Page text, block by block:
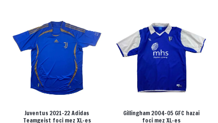
Juventus 2021-22 Adidas
Teamgeist foci mez XL-es
Gillingham 2004-05 GFC hazai
foci mez XL-es